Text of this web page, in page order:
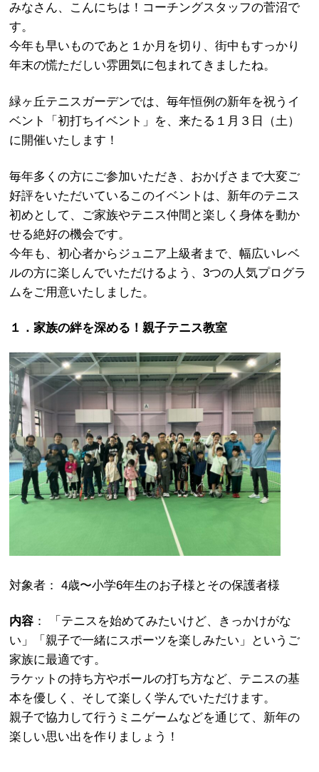
みなさん、こんにちは！コーチングスタッフの菅沼で
す。
今年も早いものであと１か月を切り、街中もすっかり
年末の慌ただしい雰囲気に包まれてきましたね。
緑ヶ丘テニスガーデンでは、毎年恒例の新年を祝うイ
ベント「初打ちイベント」を、来たる１月３日（土）
に開催いたします！
毎年多くの方にご参加いただき、おかげさまで大変ご
好評をいただいているこのイベントは、新年のテニス
初めとして、ご家族やテニス仲間と楽しく身体を動か
せる絶好の機会です。
今年も、初心者からジュニア上級者まで、幅広いレベ
ルの方に楽しんでいただけるよう、3つの人気プログラ
ムをご用意いたしました。
１．家族の絆を深める！親子テニス教室
対象者： 4歳〜小学6年生のお子様とその保護者様
内容 ： 「テニスを始めてみたいけど、きっかけがな
い」「親子で一緒にスポーツを楽しみたい」というご
家族に最適です。
ラケットの持ち方やボールの打ち方など、テニスの基
本を優しく、そして楽しく学んでいただけます。
親子で協力して行うミニゲームなどを通じて、新年の
楽しい思い出を作りましょう！